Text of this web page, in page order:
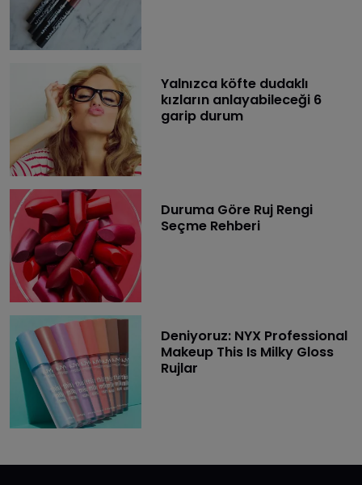
Yalnızca köfte dudaklı
kızların anlayabileceği 6
garip durum
Duruma Göre Ruj Rengi
Seçme Rehberi
Deniyoruz: NYX Professional
Makeup This Is Milky Gloss
Rujlar